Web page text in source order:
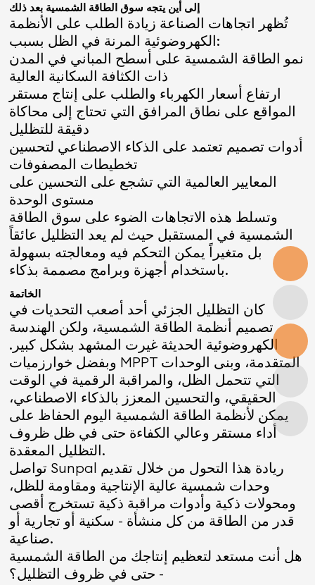
إلى أين يتجه سوق الطاقة الشمسية بعد ذلك
تُظهر اتجاهات الصناعة زيادة الطلب على الأنظمة
الكهروضوئية المرنة في الظل بسبب:
نمو الطاقة الشمسية على أسطح المباني في المدن
ذات الكثافة السكانية العالية
ارتفاع أسعار الكهرباء والطلب على إنتاج مستقر
المواقع على نطاق المرافق التي تحتاج إلى محاكاة
دقيقة للتظليل
أدوات تصميم تعتمد على الذكاء الاصطناعي لتحسين
تخطيطات المصفوفات
المعايير العالمية التي تشجع على التحسين على
مستوى الوحدة
وتسلط هذه الاتجاهات الضوء على سوق الطاقة
الشمسية في المستقبل حيث لم يعد التظليل عائقاً
بل متغيراً يمكن التحكم فيه ومعالجته بسهولة
باستخدام أجهزة وبرامج مصممة بذكاء.
الخاتمة
كان التظليل الجزئي أحد أصعب التحديات في
تصميم أنظمة الطاقة الشمسية، ولكن الهندسة
الكهروضوئية الحديثة غيرت المشهد بشكل كبير.
وبفضل خوارزميات MPPT المتقدمة، وبنى الوحدات
التي تتحمل الظل، والمراقبة الرقمية في الوقت
الحقيقي، والتحسين المعزز بالذكاء الاصطناعي،
يمكن لأنظمة الطاقة الشمسية اليوم الحفاظ على
أداء مستقر وعالي الكفاءة حتى في ظل ظروف
التظليل المعقدة.
تواصل Sunpal ريادة هذا التحول من خلال تقديم
وحدات شمسية عالية الإنتاجية ومقاومة للظل،
ومحولات ذكية وأدوات مراقبة ذكية تستخرج أقصى
قدر من الطاقة من كل منشأة - سكنية أو تجارية أو
صناعية.
هل أنت مستعد لتعظيم إنتاجك من الطاقة الشمسية
- حتى في ظروف التظليل؟